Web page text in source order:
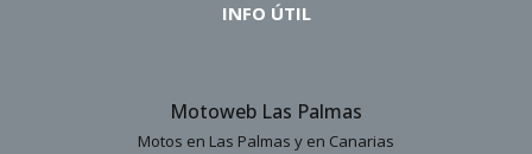
INFO ÚTIL
Motoweb Las Palmas
Motos en Las Palmas y en Canarias